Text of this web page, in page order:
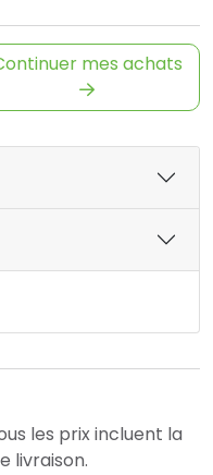
mes achats
les prix incluent la
livraison.